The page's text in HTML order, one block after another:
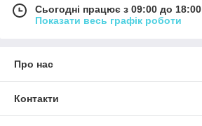
Сьогодні працює з 09:00 до 18:00
Показати весь графік роботи
Про нас
Контакти